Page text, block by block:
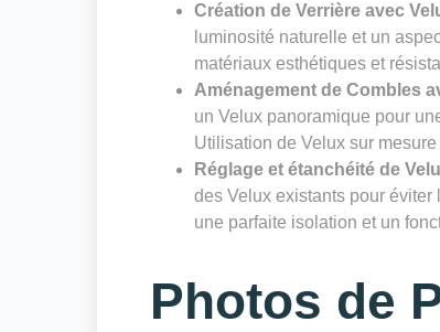
Création de Verrière avec
luminosité naturelle et un
matériaux esthétiques et
Aménagement de Combles
un Velux panoramique pour
Utilisation de Velux sur
Réglage et étanchéité de
des Velux existants pour
une parfaite isolation et un
Photos de